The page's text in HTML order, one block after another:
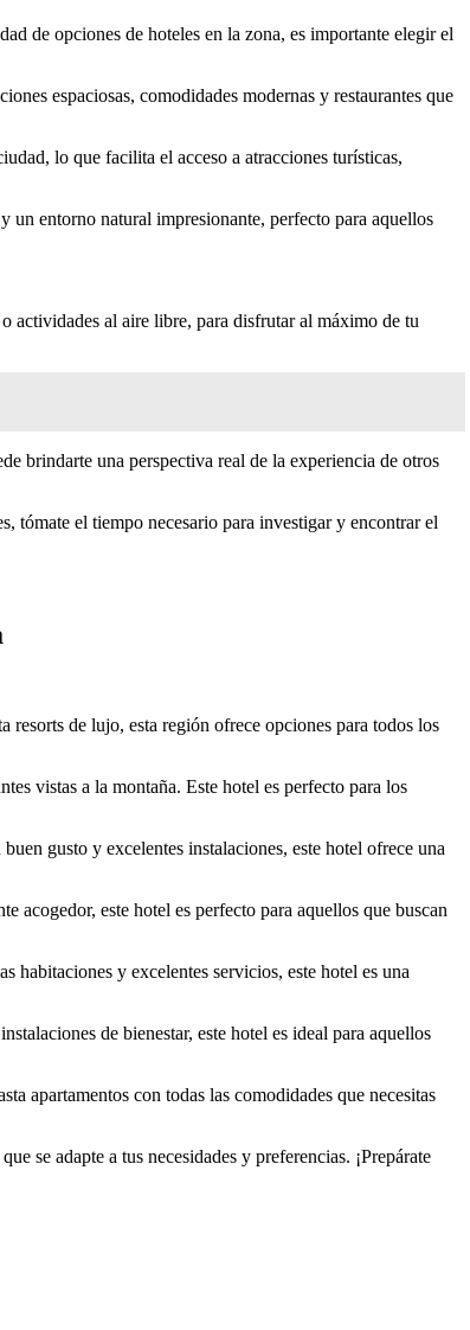
de opciones de hoteles en la zona, es importante elegir el
espaciosas, comodidades modernas y restaurantes que
lo que facilita el acceso a atracciones turísticas,
un entorno natural impresionante, perfecto para aquellos
actividades al aire libre, para disfrutar al máximo de tu
brindarte una perspectiva real de la experiencia de otros
tómate el tiempo necesario para investigar y encontrar el
resorts de lujo, esta región ofrece opciones para todos los
vistas a la montaña. Este hotel es perfecto para los
gusto y excelentes instalaciones, este hotel ofrece una
acogedor, este hotel es perfecto para aquellos que buscan
habitaciones y excelentes servicios, este hotel es una
de bienestar, este hotel es ideal para aquellos
apartamentos con todas las comodidades que necesitas
se adapte a tus necesidades y preferencias. ¡Prepárate